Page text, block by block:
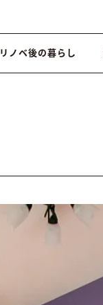
リノベ後の暮らし